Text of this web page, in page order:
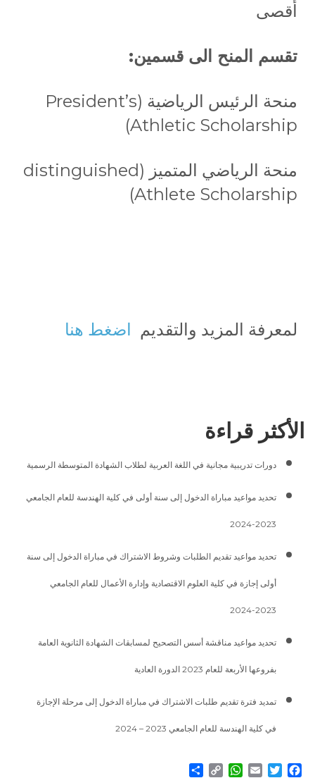
أقصى
تقسم المنح الى قسمين:
منحة الرئيس الرياضية (President’s
Athletic Scholarship)
منحة الرياضي المتميز (distinguished
Athlete Scholarship)
لمعرفة المزيد والتقديم اضغط هنا
الأكثر قراءة
دورات تدريبية مجانية في اللغة العربية لطلاب الشهادة المتوسطة الرسمية
تحديد مواعيد مباراة الدخول إلى سنة أولى في كلية الهندسة للعام الجامعي
2023-2024
تحديد مواعيد تقديم الطلبات وشروط الاشتراك في مباراة الدخول إلى سنة
أولى إجازة في كلية العلوم الاقتصادية وإدارة الأعمال للعام الجامعي
2023-2024
تحديد مواعيد مناقشة أسس التصحيح لمسابقات الشهادة الثانوية العامة
بفروعها الأربعة للعام 2023 الدورة العادية
تمديد فترة تقديم طلبات الاشتراك في مباراة الدخول إلى مرحلة الإجازة
في كلية الهندسة للعام الجامعي 2023 – 2024
Facebook
Twitter
Email
WhatsApp
Copy